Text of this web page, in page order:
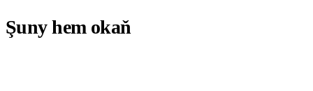
Şuny hem okaň